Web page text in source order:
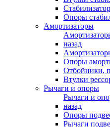
Опоры
Амортизаторы
назад
Опоры
Отбойники,
Втулки
Рычаги и опоры
Рычаги и
назад
Опоры
Рычаги